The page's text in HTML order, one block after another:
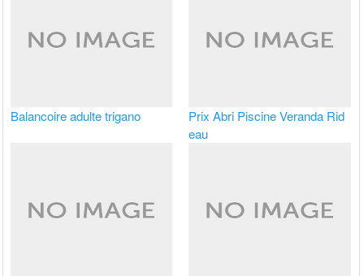
Balancoire adulte trigano
Prix Abri Piscine Veranda Rid
eau